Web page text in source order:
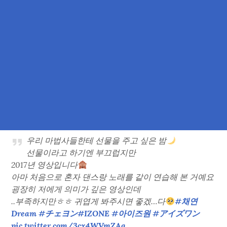
우리 마법사들한테 선물을 주고 싶은 밤
선물이라고 하기엔 부끄럽지만
2017년 영상입니다
아마 처음으로 혼자 댄스랑 노래를 같이 연습해 본 거예요
굉장히 저에게 의미가 깊은 영상인데
..부족하지만ㅎㅎ 귀엽게 봐주시면 좋겠…다
#채연
Dream #チェヨン#IZONE #아이즈원 #アイズワン